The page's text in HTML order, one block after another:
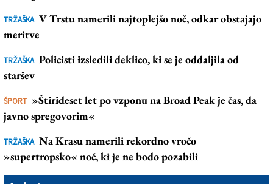
TRŽAŠKA V Trstu namerili najtoplejšo noč, odkar obstajajo
meritve
TRŽAŠKA Policisti izsledili deklico, ki se je oddaljila od
staršev
ŠPORT »Štirideset let po vzponu na Broad Peak je čas, da
javno spregovorim«
TRŽAŠKA Na Krasu namerili rekordno vročo
»supertropsko« noč, ki je ne bodo pozabili